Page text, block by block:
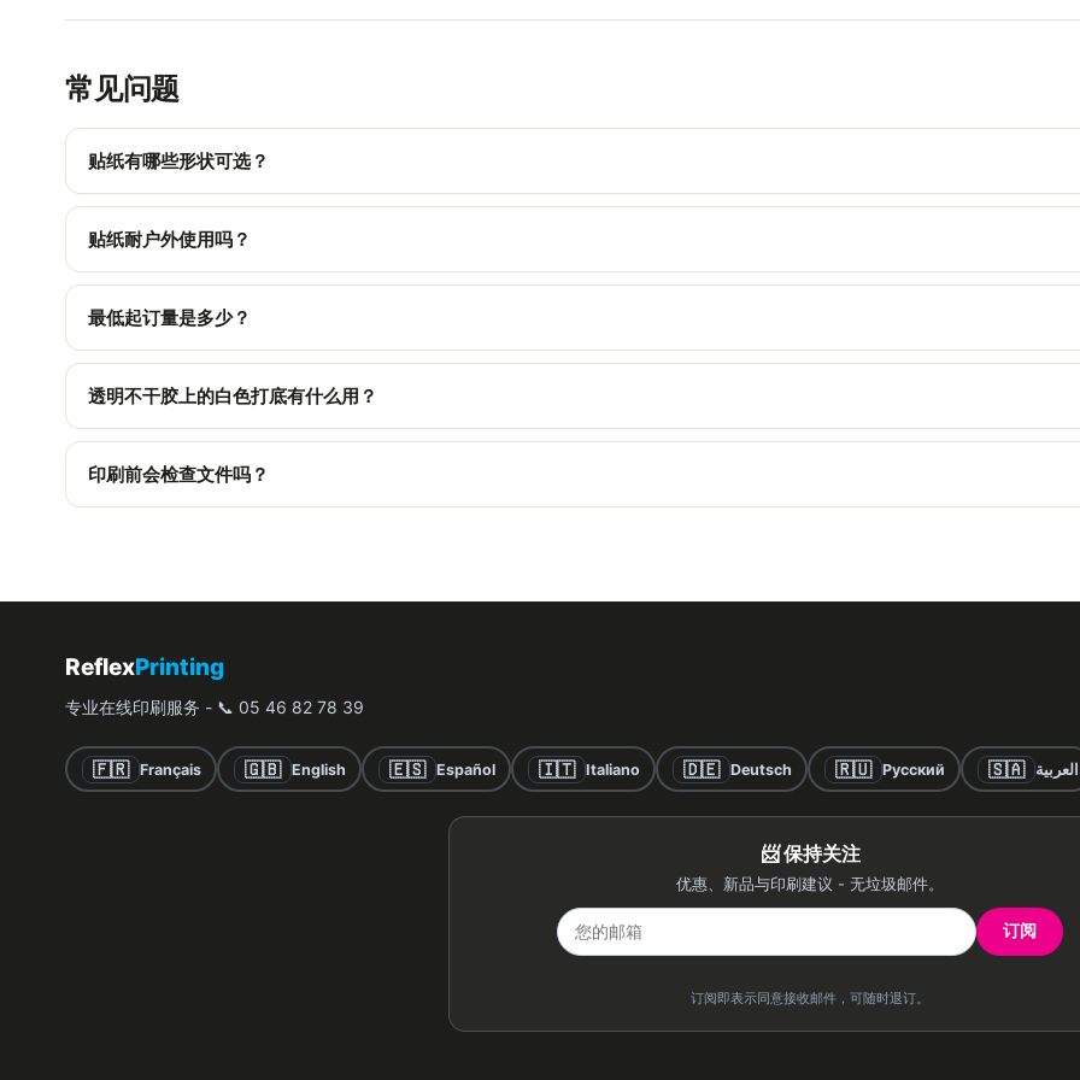
常见问题
贴纸有哪些形状可选？
五种形状可选：长方形、圆角、正方形、圆形和椭圆形，24 种规格，从 40×40 mm 到 A3。单张模切完全贴合所选形状。如需完全
贴纸耐户外使用吗？
耐用：哑光、亮光、透明、纯素胶和环保可移除不干胶均为户外设计（抗紫外线、防潮）。缎面或可书写的不干胶纸仅限室内使用。
最低起订量是多少？
250 张起订，单价大幅递减，最多 10 000 张。
透明不干胶上的白色打底有什么用？
在透明材料上，画面下方印一层白色（整个表面或仅印刷区域），即使贴在玻璃或深色背景上，色彩依然不透色、还原准确。
印刷前会检查文件吗？
ReflexPrinting
专业在线印刷服务 - 📞 05 46 82 78 39
🇫🇷 Français 🇬🇧 English 🇪🇸 Español 🇮🇹 Italiano 🇩🇪 Deutsch 🇷🇺 Русский 🇸🇦 العربية
📨 保持关注
优惠、新品与印刷建议 - 无垃圾邮件。
订阅
订阅即表示同意接收邮件，可随时退订。